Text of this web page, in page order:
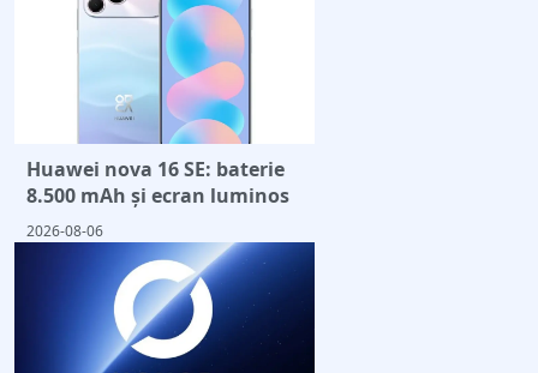
Huawei nova 16 SE: baterie
8.500 mAh și ecran luminos
2026-08-06